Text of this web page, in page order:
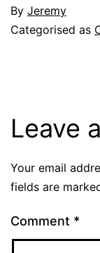
By Jeremy
Categorised as
Leave
Your email
fields are
Comment *